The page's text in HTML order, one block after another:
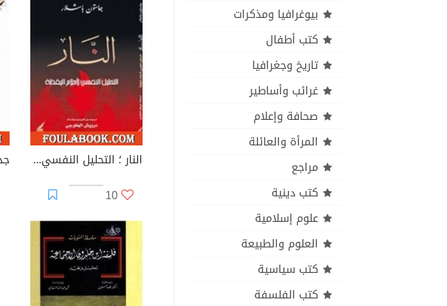
بيوغرافيا ومذكرات
كتب أطفال
تاريخ وجغرافيا
غرائب وأساطير
صحافة وإعلام
المرأة والعائلة
مراجع
كتب دينية
علوم إسلامية
العلوم والطبيعة
كتب سياسية
كتب الفلسفة
النار ؛ التحليل النفسي لأحلام اليقظة
10